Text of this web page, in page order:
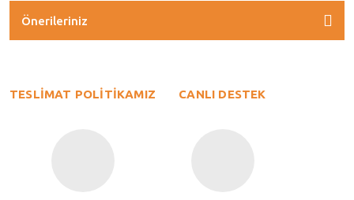
Önerileriniz
TESLİMAT POLİTİKAMIZ CANLI DESTEK